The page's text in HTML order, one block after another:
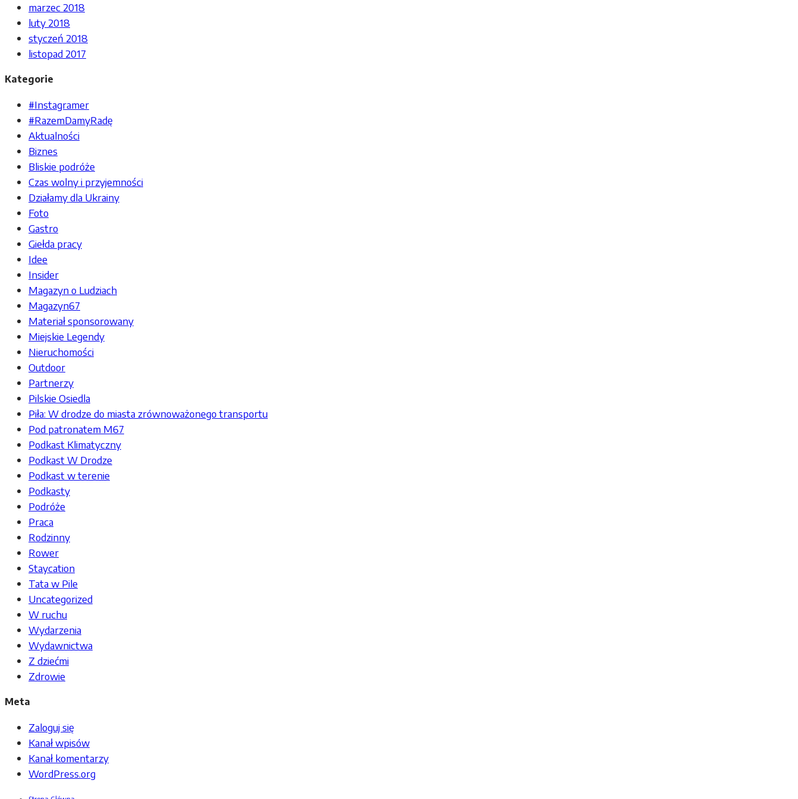
marzec 2018
luty 2018
styczeń 2018
listopad 2017
Kategorie
#Instagramer
#RazemDamyRadę
Aktualności
Biznes
Bliskie podróże
Czas wolny i przyjemności
Działamy dla Ukrainy
Foto
Gastro
Giełda pracy
Idee
Insider
Magazyn o Ludziach
Magazyn67
Materiał sponsorowany
Miejskie Legendy
Nieruchomości
Outdoor
Partnerzy
Pilskie Osiedla
Piła: W drodze do miasta zrównoważonego transportu
Pod patronatem M67
Podkast Klimatyczny
Podkast W Drodze
Podkast w terenie
Podkasty
Podróże
Praca
Rodzinny
Rower
Staycation
Tata w Pile
Uncategorized
W ruchu
Wydarzenia
Wydawnictwa
Z dziećmi
Zdrowie
Meta
Zaloguj się
Kanał wpisów
Kanał komentarzy
WordPress.org